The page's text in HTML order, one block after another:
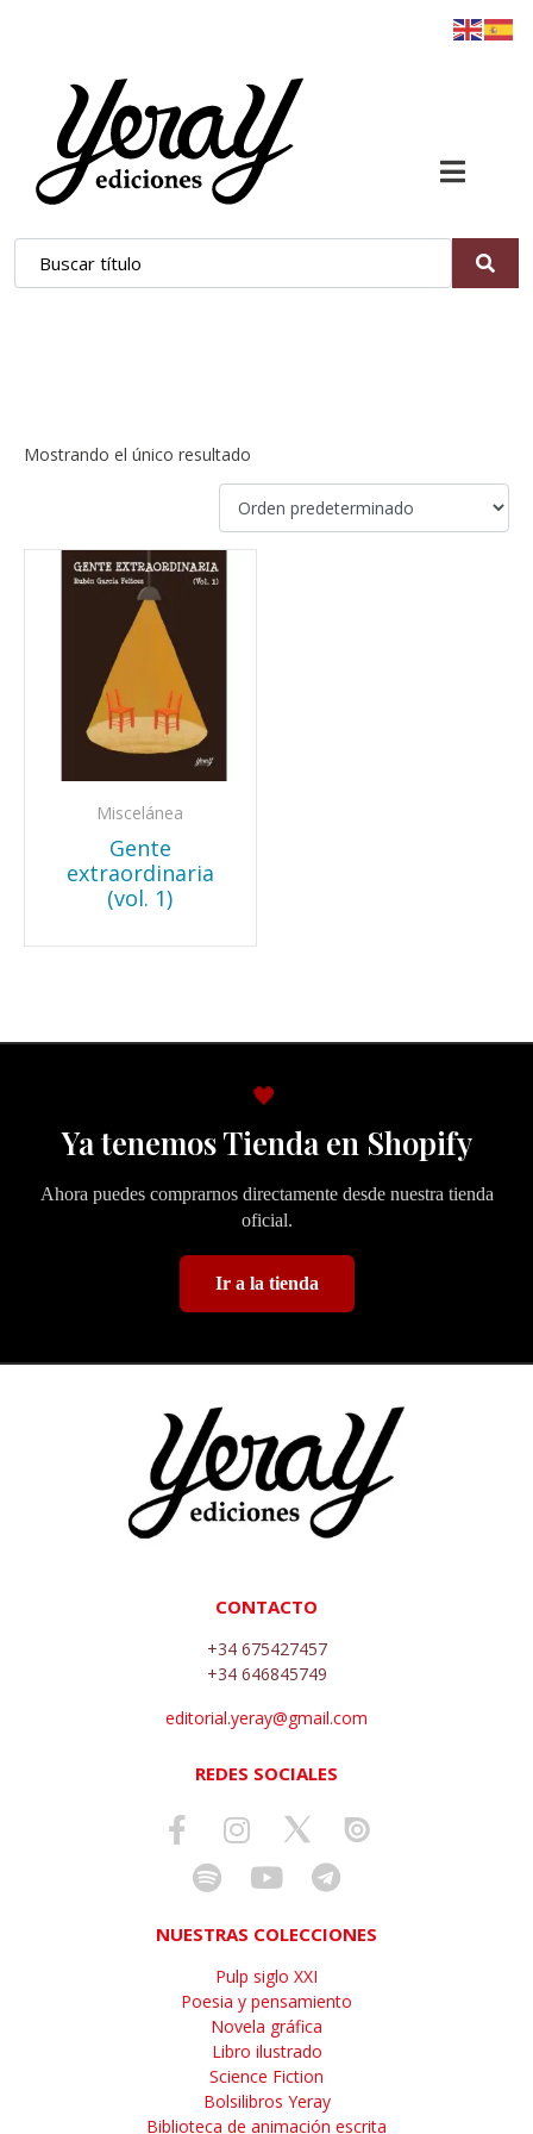
Mostrando el único resultado
Miscelánea
Gente
extraordinaria
(vol. 1)
🖤
Ya tenemos Tienda en Shopify
Ahora puedes comprarnos directamente desde nuestra tienda
oficial.
Ir a la tienda
CONTACTO
+34 675427457
+34 646845749
editorial.yeray@gmail.com
REDES SOCIALES
NUESTRAS COLECCIONES
Pulp siglo XXI
Poesia y pensamiento
Novela gráfica
Libro ilustrado
Science Fiction
Bolsilibros Yeray
Biblioteca de animación escrita